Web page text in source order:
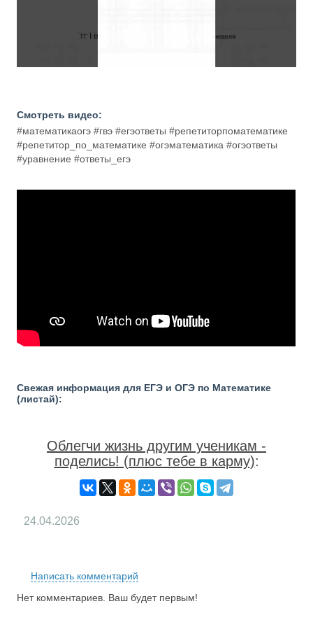
Смотреть видео:
#математикаогэ #гвэ #егэответы #репетиторпоматематике
#репетитор_по_математике #огэматематика #огэответы
#уравнение #ответы_егэ
Свежая информация для ЕГЭ и ОГЭ по Математике
(листай):
Облегчи жизнь другим ученикам -
поделись! (плюс тебе в карму):
24.04.2026
Написать комментарий
Нет комментариев. Ваш будет первым!